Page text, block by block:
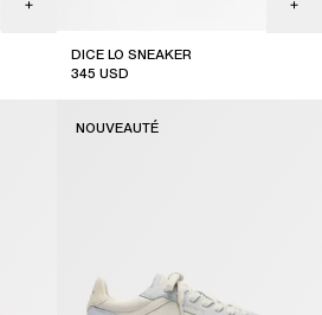
DICE LO SNEAKER
345 USD
NOUVEAUTÉ